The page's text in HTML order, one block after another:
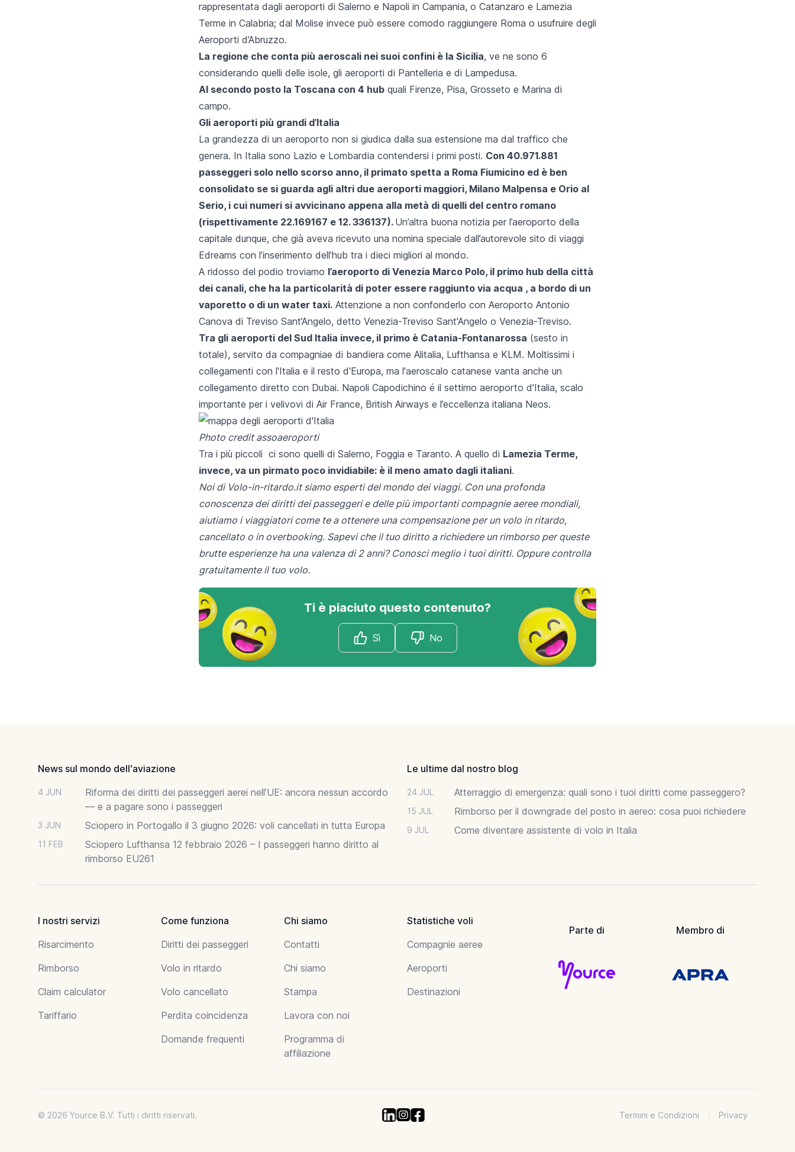
rappresentata dagli aeroporti di Salerno e Napoli in Campania, o Catanzaro e Lamezia
Terme in Calabria; dal Molise invece può essere comodo raggiungere Roma o usufruire degli
Aeroporti d’Abruzzo.
La regione che conta più aeroscali nei suoi confini è la Sicilia, ve ne sono 6
considerando quelli delle isole, gli aeroporti di Pantelleria e di Lampedusa.
Al secondo posto la Toscana con 4 hub quali Firenze, Pisa, Grosseto e Marina di
campo.
Gli aeroporti più grandi d’Italia
La grandezza di un aeroporto non si giudica dalla sua estensione ma dal traffico che
genera. In Italia sono Lazio e Lombardia contendersi i primi posti. Con 40.971.881
passeggeri solo nello scorso anno, il primato spetta a Roma Fiumicino ed è ben
consolidato se si guarda agli altri due aeroporti maggiori, Milano Malpensa e Orio al
Serio, i cui numeri si avvicinano appena alla metà di quelli del centro romano
(rispettivamente 22.169167 e 12. 336137). Un’altra buona notizia per l’aeroporto della
capitale dunque, che già aveva ricevuto una nomina speciale dall’autorevole sito di viaggi
Edreams con l’inserimento dell’hub tra i dieci migliori al mondo.
A ridosso del podio troviamo l’aeroporto di Venezia Marco Polo, il primo hub della città
dei canali, che ha la particolarità di poter essere raggiunto via acqua , a bordo di un
vaporetto o di un water taxi. Attenzione a non confonderlo con Aeroporto Antonio
Canova di Treviso Sant’Angelo, detto Venezia-Treviso Sant'Angelo o Venezia-Treviso.
Tra gli aeroporti del Sud Italia invece, il primo è Catania-Fontanarossa (sesto in
totale), servito da compagniae di bandiera come Alitalia, Lufthansa e KLM. Moltissimi i
collegamenti con l'Italia e il resto d'Europa, ma l'aeroscalo catanese vanta anche un
collegamento diretto con Dubai. Napoli Capodichino é il settimo aeroporto d'Italia, scalo
importante per i velivovi di Air France, British Airways e l’eccellenza italiana Neos.
Photo credit assoaeroporti
Tra i più piccoli ci sono quelli di Salerno, Foggia e Taranto. A quello di Lamezia Terme,
invece, va un pirmato poco invidiabile: è il meno amato dagli italiani.
Noi di Volo-in-ritardo.itsiamo esperti del mondo dei viaggi. Con una profonda
conoscenza dei diritti dei passeggeri e delle più importanti compagnie aeree mondiali,
aiutiamo i viaggiatori come te a ottenere una compensazione per un volo in ritardo,
cancellato o in overbooking. Sapevi che il tuo diritto a richiedere un rimborso per queste
brutte esperienze ha una valenza di 2 anni? Conosci meglio i tuoi diritti. Oppure controlla
gratuitamente il tuo volo.
Ti è piaciuto questo contenuto?
Sì No
News sul mondo dell'aviazione
4 JUN
Riforma dei diritti dei passeggeri aerei nell’UE: ancora nessun accordo
— e a pagare sono i passeggeri
3 JUN Sciopero in Portogallo il 3 giugno 2026: voli cancellati in tutta Europa
11 FEB
Sciopero Lufthansa 12 febbraio 2026 – I passeggeri hanno diritto al
rimborso EU261
Le ultime dal nostro blog
24 JUL Atterraggio di emergenza: quali sono i tuoi diritti come passeggero?
15 JUL Rimborso per il downgrade del posto in aereo: cosa puoi richiedere
9 JUL Come diventare assistente di volo in Italia
I nostri servizi
Risarcimento
Rimborso
Claim calculator
Tariffario
Come funziona
Diritti dei passeggeri
Volo in ritardo
Volo cancellato
Perdita coincidenza
Domande frequenti
Chi siamo
Contatti
Chi siamo
Stampa
Lavora con noi
Programma di
affiliazione
Statistiche voli
Compagnie aeree
Aeroporti
Destinazioni
Parte di Membro di
© 2026 Yource B.V. Tutti i diritti riservati. Termini e Condizioni Privacy